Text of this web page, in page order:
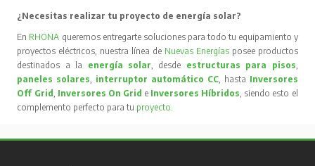
¿Necesitas realizar tu proyecto de energía solar?
En RHONA queremos entregarte soluciones para todo tu equipamiento y
proyectos eléctricos, nuestra línea de Nuevas Energíasposee productos
destinados a la energía solar , desde estructuras para pisos
paneles solares
interruptor automático CC, hasta Inversores
Off Grid Inversores On Grid e Inversores Híbridos , siendo esto el
complemento perfecto para tu proyecto